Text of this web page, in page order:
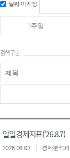
날짜 미지정
1주일
검색구분
제목
일일경제지표('26.8.7)
2026.08.07. 경제분석과